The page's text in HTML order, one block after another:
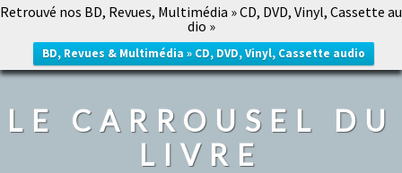
Retrouvé nos BD, Revues, Multimédia » CD, DVD, Vinyl, Cassette au
dio »
BD, Revues & Multimédia » CD, DVD, Vinyl, Cassette audio
LE CARROUSEL DU LIVRE
LE CARROUSEL DU
LIVRE